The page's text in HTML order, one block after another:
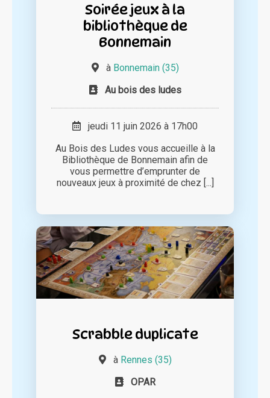
Soirée jeux à la
bibliothèque de
Bonnemain
à Bonnemain (35)
Au bois des ludes
jeudi 11 juin 2026 à 17h00
Au Bois des Ludes vous accueille à la
Bibliothèque de Bonnemain afin de
vous permettre d’emprunter de
nouveaux jeux à proximité de chez [...]
Scrabble duplicate
à Rennes (35)
OPAR